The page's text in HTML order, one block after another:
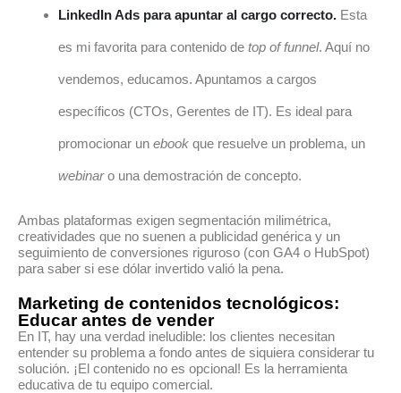
LinkedIn Ads para apuntar al cargo correcto. Esta
es mi favorita para contenido de top of funnel. Aquí no
vendemos, educamos. Apuntamos a cargos
específicos (CTOs, Gerentes de IT). Es ideal para
promocionar un ebook que resuelve un problema, un
webinaro una demostración de concepto.
Ambas plataformas exigen segmentación milimétrica,
creatividades que no suenen a publicidad genérica y un
seguimiento de conversiones riguroso (con GA4 o HubSpot)
para saber si ese dólar invertido valió la pena.
Marketing de contenidos tecnológicos:
Educar antes de vender
En IT, hay una verdad ineludible: los clientes necesitan
entender su problema a fondo antes de siquiera considerar tu
solución. ¡El contenido no es opcional! Es la herramienta
educativa de tu equipo comercial.